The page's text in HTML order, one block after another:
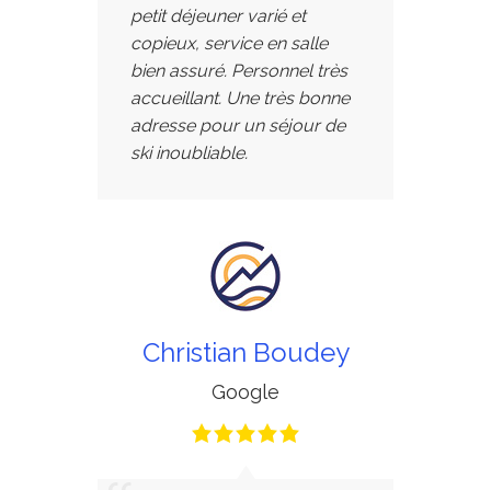
petit déjeuner varié et
copieux, service en salle
bien assuré. Personnel très
accueillant. Une très bonne
adresse pour un séjour de
ski inoubliable.
Christian Boudey
Google